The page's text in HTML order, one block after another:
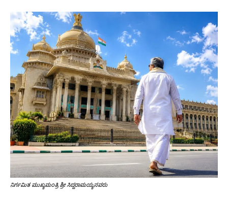
ನಿರ್ಗಮಿತ ಮುಖ್ಯಮಂತ್ರಿ ಶ್ರೀ ಸಿದ್ದರಾಮಯ್ಯನವರು